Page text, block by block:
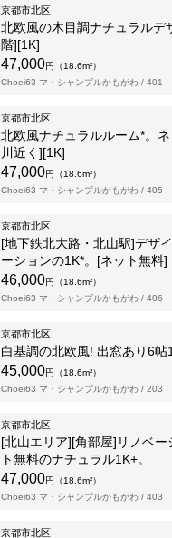
京都市北区
北欧風の木目調ナチュラルデ
階][1K]
47,000円（18.6m²）
Choei63 マ・シャンブルかもがわ / 401
京都市北区
北欧風ナチュラルルーム*。
川近く][1K]
47,000円（18.6m²）
Choei63 マ・シャンブルかもがわ / 405
京都市北区
[地下鉄北大路・北山駅]デザ
ーションの1K*。[ネット無料]
46,000円（18.6m²）
Choei63 マ・シャンブルかもがわ / 406
京都市北区
白基調の北欧風! 出窓あり6帖
45,000円（18.6m²）
Choei63 マ・シャンブルかもがわ / 203
京都市北区
[北山エリア][角部屋]リノベー
ト無料のナチュラル1K+。
47,000円（18.6m²）
Choei63 マ・シャンブルかもがわ / 403
京都市北区